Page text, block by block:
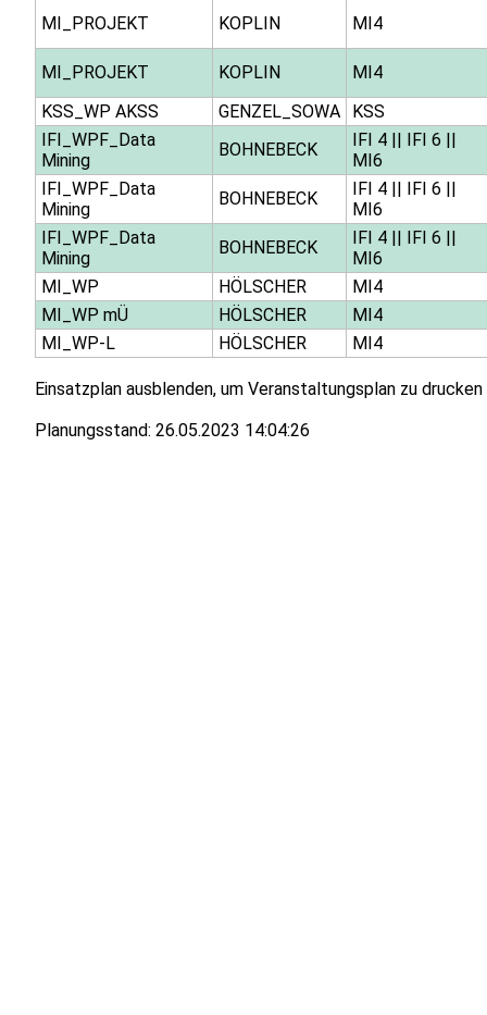
MI_PROJEKT KOPLIN MI4
MI_PROJEKT KOPLIN
MI4
KSS_WP AKSS
GENZEL_SOWA
KSS
IFI_WPF_Data
Mining
BOHNEBECK IFI 4|| IFI 6 ||
MI6
IFI_WPF_Data
Mining
BOHNEBECK IFI 4|| IFI 6 ||
MI6
IFI_WPF_Data
Mining
BOHNEBECK IFI 4|| IFI 6 ||
MI6
MI_WP
HÖLSCHER
MI4
MI_WP mÜ
HÖLSCHER
MI4
MI_WP-L
HÖLSCHER MI4
Einsatzplan ausblenden, um Veranstaltungsplan zu drucken
Planungsstand: 26.05.2023 14:04:26